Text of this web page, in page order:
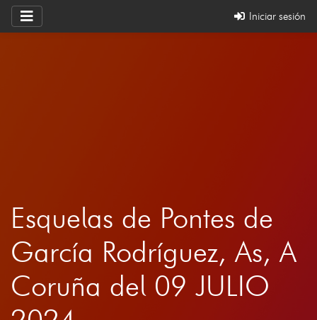
Iniciar sesión
Esquelas de Pontes de
García Rodríguez, As, A
Coruña del 09 JULIO